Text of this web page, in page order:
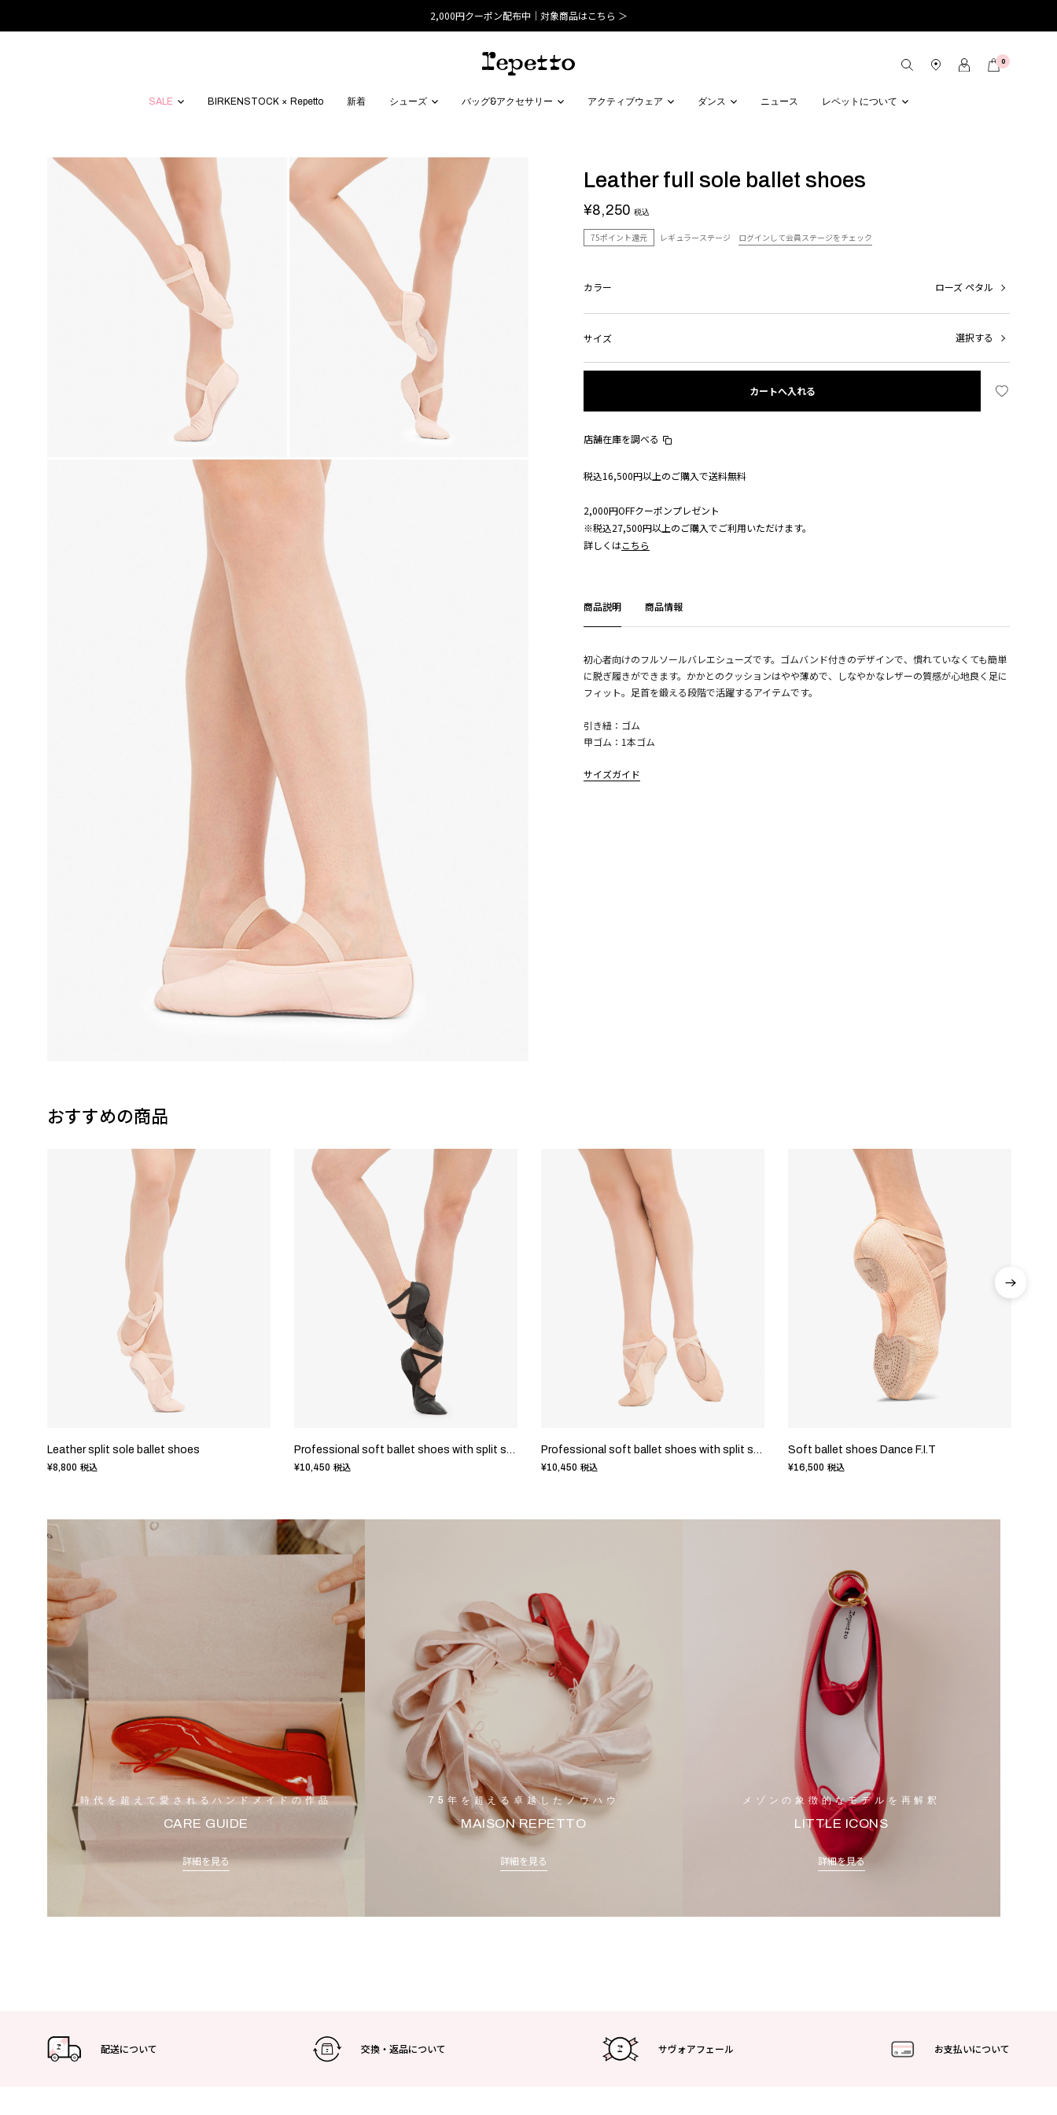
2,000円クーポン配布中｜対象商品はこちら ＞
0
SALE BIRKENSTOCK × Repetto 新着 シューズ バッグ&アクセサリー アクティブウェア ダンス ニュース レペットについて
Leather full sole ballet shoes
¥8,250 税込
75ポイント還元 レギュラーステージ ログインして会員ステージをチェック
カラー ローズ ペタル
サイズ 選択する
カートへ入れる
店舗在庫を調べる
税込16,500円以上のご購入で送料無料
2,000円OFFクーポンプレゼント
※税込27,500円以上のご購入でご利用いただけます。
詳しくはこちら
商品説明 商品情報
初心者向けのフルソールバレエシューズです。ゴムバンド付きのデザインで、慣れていなくても簡単
に脱ぎ履きができます。かかとのクッションはやや薄めで、しなやかなレザーの質感が心地良く足に
フィット。足首を鍛える段階で活躍するアイテムです。
引き紐：ゴム
甲ゴム：1本ゴム
サイズガイド
おすすめの商品
Leather split sole ballet shoes
¥8,800 税込
Professional soft ballet shoes with split sole
¥10,450 税込
Professional soft ballet shoes with split sole
¥10,450 税込
Soft ballet shoes Dance F.I.T
¥16,500 税込
時代を超えて愛されるハンドメイドの作品
CARE GUIDE
詳細を見る
75年を超える卓越したノウハウ
MAISON REPETTO
詳細を見る
メゾンの象徴的なモデルを再解釈
LITTLE ICONS
詳細を見る
配送について 交換・返品について サヴォアフェール お支払いについて